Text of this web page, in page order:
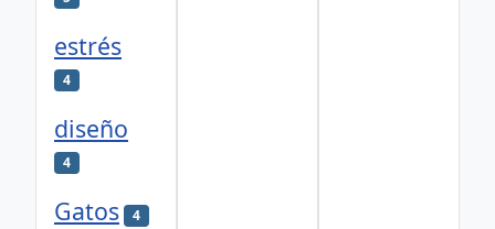
estrés
4
diseño
4
Gatos 4